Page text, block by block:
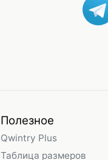
Полезное
Qwintry Plus
Таблица размеров